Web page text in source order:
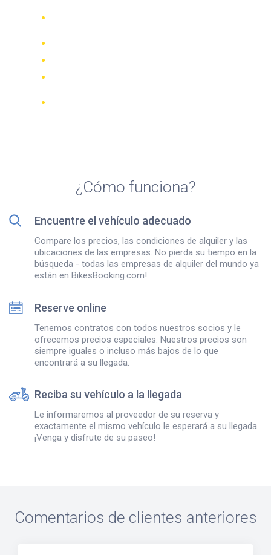
¿Cómo funciona?
Encuentre el vehículo adecuado
Compare los precios, las condiciones de alquiler y las
ubicaciones de las empresas. No pierda su tiempo en la
búsqueda - todas las empresas de alquiler del mundo ya
están en BikesBooking.com!
Reserve online
Tenemos contratos con todos nuestros socios y le
ofrecemos precios especiales. Nuestros precios son
siempre iguales o incluso más bajos de lo que
encontrará a su llegada.
Reciba su vehículo a la llegada
Le informaremos al proveedor de su reserva y
exactamente el mismo vehículo le esperará a su llegada.
¡Venga y disfrute de su paseo!
Comentarios de clientes anteriores